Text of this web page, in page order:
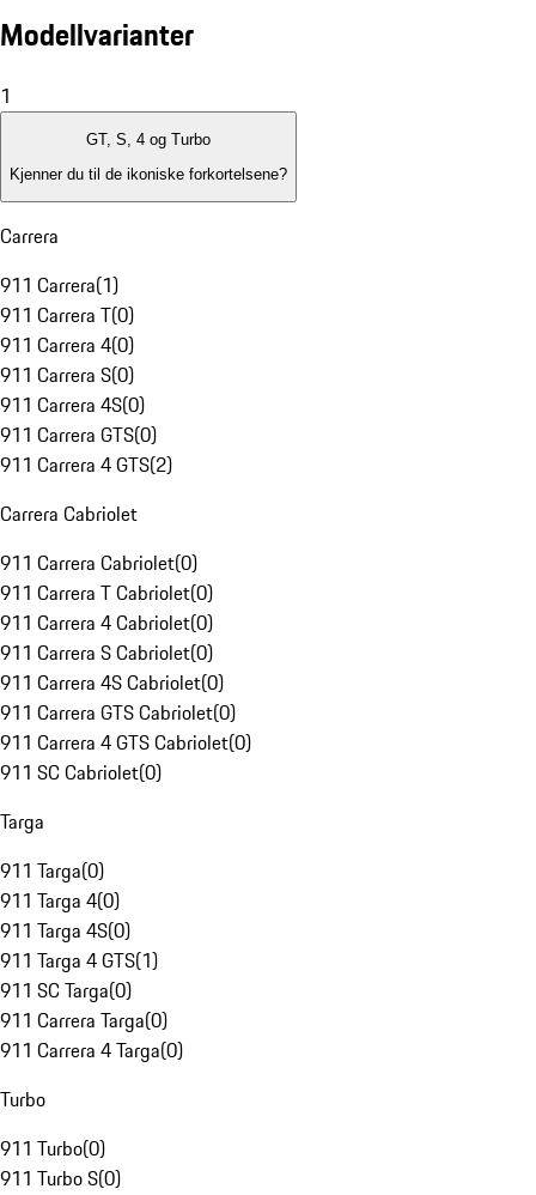
Modellvarianter
1
GT, S, 4 og Turbo
Kjenner du til de ikoniske forkortelsene?
Carrera
911 Carrera(1)
911 Carrera T(0)
911 Carrera 4(0)
911 Carrera S(0)
911 Carrera 4S(0)
911 Carrera GTS(0)
911 Carrera 4 GTS(2)
Carrera Cabriolet
911 Carrera Cabriolet(0)
911 Carrera T Cabriolet(0)
911 Carrera 4 Cabriolet(0)
911 Carrera S Cabriolet(0)
911 Carrera 4S Cabriolet(0)
911 Carrera GTS Cabriolet(0)
911 Carrera 4 GTS Cabriolet(0)
911 SC Cabriolet(0)
Targa
911 Targa(0)
911 Targa 4(0)
911 Targa 4S(0)
911 Targa 4 GTS(1)
911 SC Targa(0)
911 Carrera Targa(0)
911 Carrera 4 Targa(0)
Turbo
911 Turbo(0)
911 Turbo S(0)